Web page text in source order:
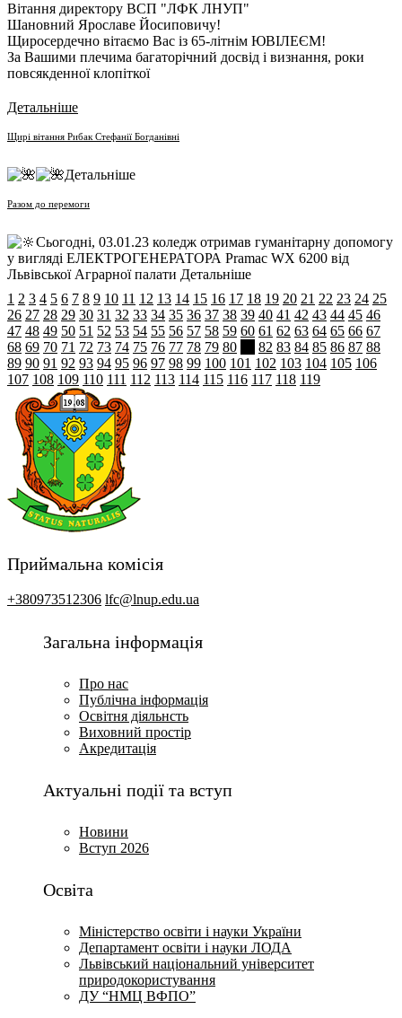
Вітання директору ВСП "ЛФК ЛНУП"
Шановний Ярославе Йосиповичу!
Щиросердечно вітаємо Вас із 65-літнім ЮВІЛЕЄМ!
За Вашими плечима багаторічний досвід і визнання, роки
повсякденної клопіткої
Детальніше
Щирі вітання Рибак Стефанії Богданівні
Детальніше
Разом до перемоги
Сьогодні, 03.01.23 коледж отримав гуманітарну допомогу
у вигляді ЕЛЕКТРОГЕНЕРАТОРА Pramac WX 6200 від
Львівської Аграрної палати Детальніше
1 2 3 4 5 6 7 8 9 10 11 12 13 14 15 16 17 18 19 20 21 22 23 24 25
26 27 28 29 30 31 32 33 34 35 36 37 38 39 40 41 42 43 44 45 46
47 48 49 50 51 52 53 54 55 56 57 58 59 60 61 62 63 64 65 66 67
68 69 70 71 72 73 74 75 76 77 78 79 80 82 83 84 85 86 87 88
89 90 91 92 93 94 95 96 97 98 99 100 101 102 103 104 105 106
107 108 109 110 111 112 113 114 115 116 117 118 119
Приймальна комісія
+380973512306 lfc@lnup.edu.ua
Загальна інформація
Про нас
Публічна інформація
Освітня діяльнсть
Виховний простір
Акредитація
Актуальні події та вступ
Новини
Вступ 2026
Освіта
Міністерство освіти і науки України
Департамент освіти і науки ЛОДА
Львівський національний університет
природокористування
ДУ “НМЦ ВФПО”